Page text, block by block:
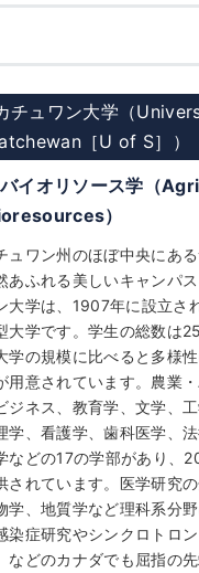
チュワン大学（
［U of S］）
イオリソース学（
）
ュワン州のほぼ中央にあ
あふれる美しいキャンパ
大学は、1907年に設立さ
大学です。学生の総数は
学の規模に比べると多様
用意されています。農業
ジネス、教育学、文学、工
学、看護学、歯科医学、
などの17の学部があり、
されています。医学研究
学、地質学など理科系分
染症研究やシンクロトロ
などのカナダでも屈指の